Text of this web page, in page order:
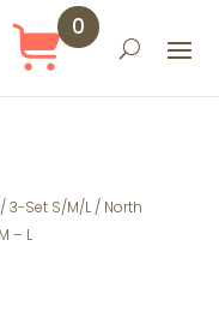
0
3-Set S/M/L/ North
– L